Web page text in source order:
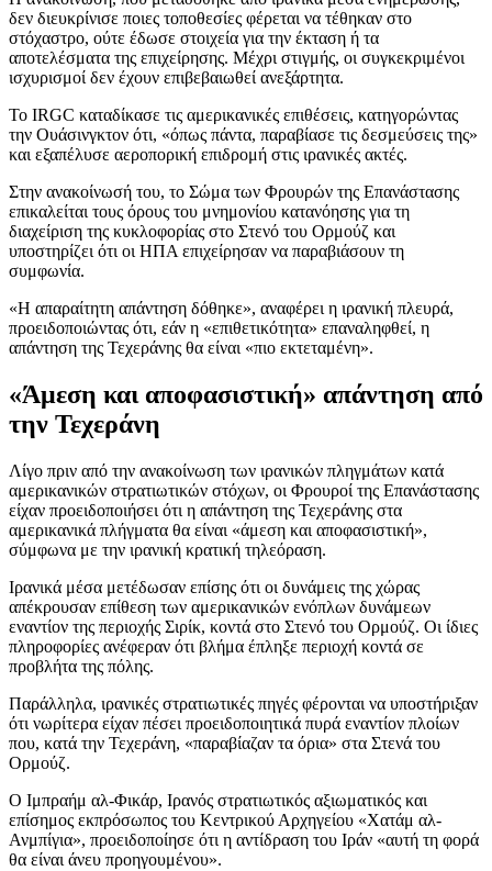
δεν διευκρίνισε ποιες τοποθεσίες φέρεται να τέθηκαν στο
στόχαστρο, ούτε έδωσε στοιχεία για την έκταση ή τα
αποτελέσματα της επιχείρησης. Μέχρι στιγμής, οι συγκεκριμένοι
ισχυρισμοί δεν έχουν επιβεβαιωθεί ανεξάρτητα.
Το IRGC καταδίκασε τις αμερικανικές επιθέσεις, κατηγορώντας
την Ουάσινγκτον ότι, «όπως πάντα, παραβίασε τις δεσμεύσεις της»
και εξαπέλυσε αεροπορική επιδρομή στις ιρανικές ακτές.
Στην ανακοίνωσή του, το Σώμα των Φρουρών της Επανάστασης
επικαλείται τους όρους του μνημονίου κατανόησης για τη
διαχείριση της κυκλοφορίας στο Στενό του Ορμούζ και
υποστηρίζει ότι οι ΗΠΑ επιχείρησαν να παραβιάσουν τη
συμφωνία.
«Η απαραίτητη απάντηση δόθηκε», αναφέρει η ιρανική πλευρά,
προειδοποιώντας ότι, εάν η «επιθετικότητα» επαναληφθεί, η
απάντηση της Τεχεράνης θα είναι «πιο εκτεταμένη».
«Άμεση και αποφασιστική» απάντηση από
την Τεχεράνη
Λίγο πριν από την ανακοίνωση των ιρανικών πληγμάτων κατά
αμερικανικών στρατιωτικών στόχων, οι Φρουροί της Επανάστασης
είχαν προειδοποιήσει ότι η απάντηση της Τεχεράνης στα
αμερικανικά πλήγματα θα είναι «άμεση και αποφασιστική»,
σύμφωνα με την ιρανική κρατική τηλεόραση.
Ιρανικά μέσα μετέδωσαν επίσης ότι οι δυνάμεις της χώρας
απέκρουσαν επίθεση των αμερικανικών ενόπλων δυνάμεων
εναντίον της περιοχής Σιρίκ, κοντά στο Στενό του Ορμούζ. Οι ίδιες
πληροφορίες ανέφεραν ότι βλήμα έπληξε περιοχή κοντά σε
προβλήτα της πόλης.
Παράλληλα, ιρανικές στρατιωτικές πηγές φέρονται να υποστήριξαν
ότι νωρίτερα είχαν πέσει προειδοποιητικά πυρά εναντίον πλοίων
που, κατά την Τεχεράνη, «παραβίαζαν τα όρια» στα Στενά του
Ορμούζ.
Ο Ιμπραήμ αλ-Φικάρ, Ιρανός στρατιωτικός αξιωματικός και
επίσημος εκπρόσωπος του Κεντρικού Αρχηγείου «Χατάμ αλ-
Ανμπίγια», προειδοποίησε ότι η αντίδραση του Ιράν «αυτή τη φορά
θα είναι άνευ προηγουμένου».